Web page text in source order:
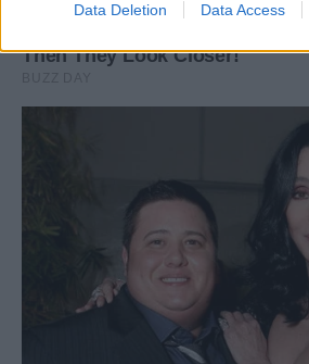
Data Deletion Data Access